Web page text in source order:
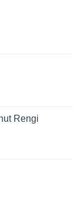
Rengi